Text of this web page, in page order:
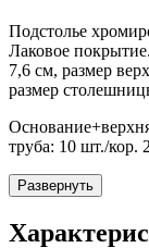
Подстолье
Лаковое
7,6 см, размер
размер
труба: 10 шт./кор.
Развернуть